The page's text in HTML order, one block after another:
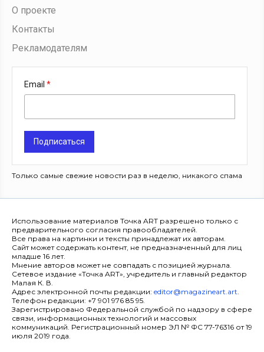
О проекте
Контакты
Рекламодателям
Email
Подписаться
Только самые свежие новости раз в неделю, никакого спама
Использование материалов Точка ART разрешено только с
предварительного согласия правообладателей.
Все права на картинки и тексты принадлежат их авторам.
Сайт может содержать контент, не предназначенный для лиц
младше 16 лет.
Мнение авторов может не совпадать с позицией журнала.
Сетевое издание «Точка ART», учредитель и главный редактор
Малая К. В.
Адрес электронной почты редакции: editor@magazineart.art.
Телефон редакции: +7 901 976 85 95.
Зарегистрировано Федеральной службой по надзору в сфере
связи, информационных технологий и массовых
коммуникаций. Регистрационный номер ЭЛ № ФС 77-76316 от 19
июля 2019 года.